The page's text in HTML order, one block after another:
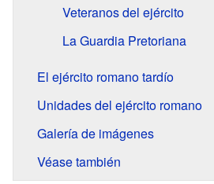
Veteranos del ejército
La Guardia Pretoriana
El ejército romano tardío
Unidades del ejército romano
Galería de imágenes
Véase también